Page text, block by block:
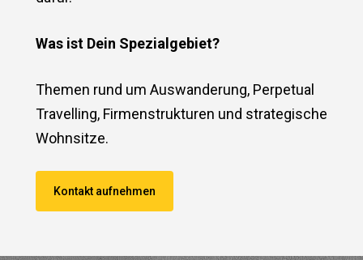
Was ist Dein Spezialgebiet?
Themen rund um Auswanderung, Perpetual
Travelling, Firmenstrukturen und strategische
Wohnsitze.
Kontakt aufnehmen